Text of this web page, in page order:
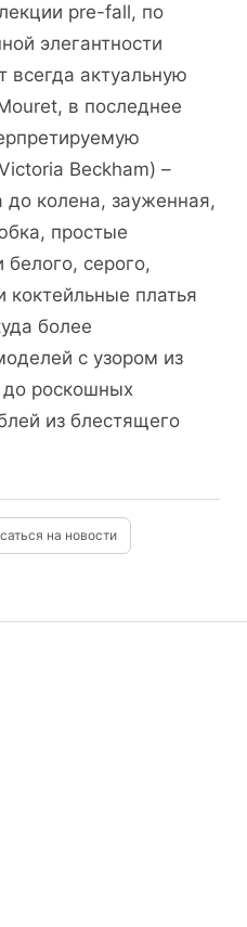
pre-fall, по
элегантности
всегда актуальную
в последнее
Beckham) –
до колена, зауженная,
простые
белого, серого,
коктейльные платья
более
с узором из
роскошных
из блестящего
на новости